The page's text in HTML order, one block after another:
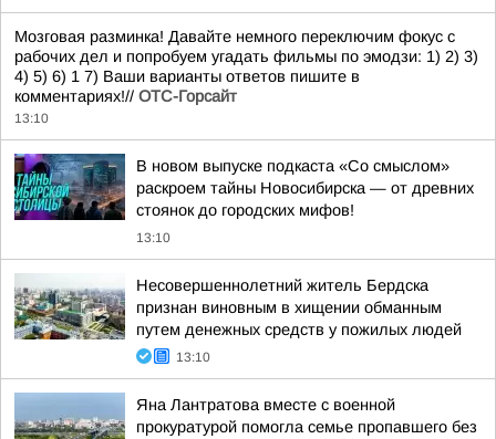
Мозговая разминка! Давайте немного переключим фокус с
рабочих дел и попробуем угадать фильмы по эмодзи: 1) 2) 3)
4) 5) 6) 1 7) Ваши варианты ответов пишите в
комментариях!// ОТС-Горсайт
13:10
В новом выпуске подкаста «Со смыслом»
раскроем тайны Новосибирска — от древних
стоянок до городских мифов!
13:10
Несовершеннолетний житель Бердска
признан виновным в хищении обманным
путем денежных средств у пожилых людей
13:10
Яна Лантратова вместе с военной
прокуратурой помогла семье пропавшего без